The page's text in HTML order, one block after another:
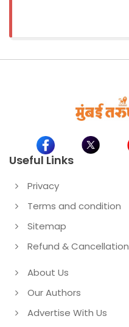
Useful Links
Privacy
Terms and condition
Sitemap
Refund & Cancellation
About Us
Our Authors
Advertise With Us